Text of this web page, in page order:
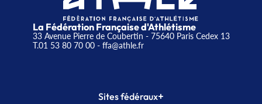
La Fédération Française d'Athlétisme
33 Avenue Pierre de Coubertin - 75640 Paris Cedex 13
T.01 53 80 70 00- ffa@athle.fr
Sites fédéraux+